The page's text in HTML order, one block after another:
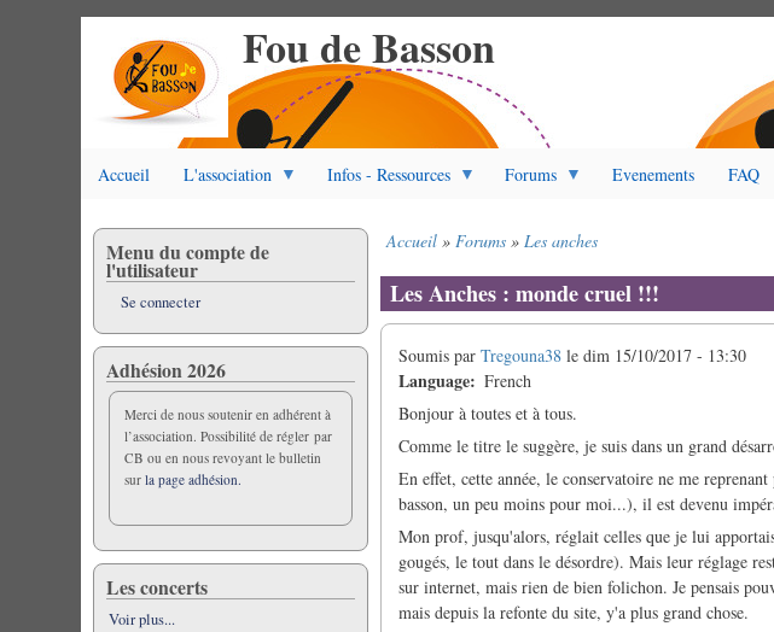
Fou de Basson
Accueil L'association Infos - Ressources Forums Evenements FAQ
d'Ariane
Accueil Forums Les anches
Les Anches : monde cruel !!!
Soumis parTregouna38 ledim 15/10/2017 - 13:30
Language
French
Bonjour à toutes et à tous.
Comme le titre le suggère, je suis dans un grand
En effet, cette année, le conservatoire ne me
basson, un peu moins pour moi...), il est devenu
Mon prof, jusqu'alors, réglait celles que je lui
gougés, le tout dans le désordre). Mais leur réglage
sur internet, mais rien de bien folichon. Je pensais
mais depuis la refonte du site, y'a plus grand chose.
Menu du compte de
l'utilisateur
Se connecter
Adhésion 2026
Merci de nous soutenir en adhérent à
l’association. Possibilité de régler par
CB ou en nous revoyant le bulletin
surla page adhésion.
Les concerts
Voir plus...